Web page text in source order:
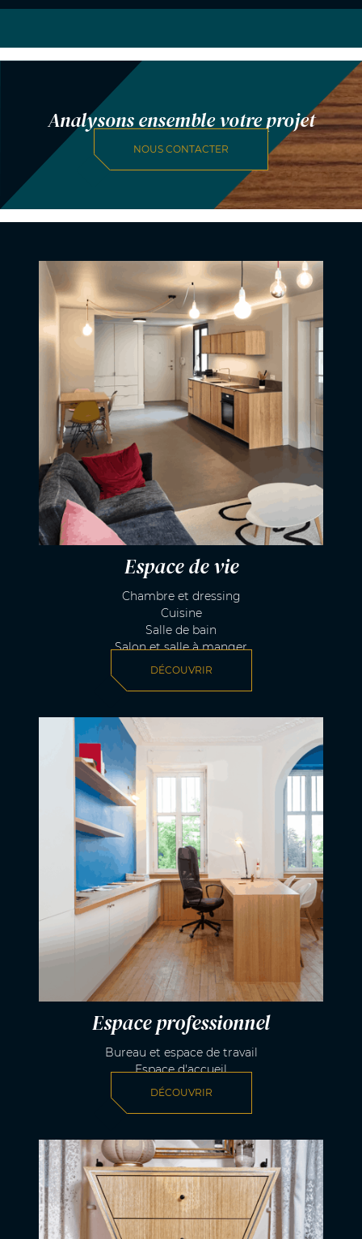
Analysons ensemble votre projet
NOUS CONTACTER
Espace de vie
Chambre et dressing
Cuisine
Salle de bain
Salon et salle à manger
DÉCOUVRIR
Espace professionnel
Bureau et espace de travail
Espace d'accueil
DÉCOUVRIR